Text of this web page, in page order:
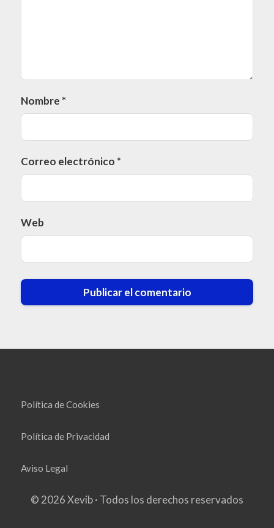
Nombre *
Correo electrónico *
Web
Política de Cookies
Política de Privacidad
Aviso Legal
© 2026 Xevib · Todos los derechos reservados